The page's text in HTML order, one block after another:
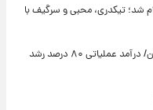
شد؛ تیکدری، محبی و سرگیف با
تغییر مثبت در عملکرد مالی بانک صادرات ایران/ درآمد عملیاتی ۸۰ درصد رشد